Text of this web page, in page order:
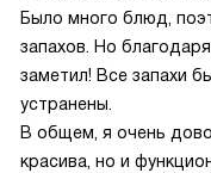
Было много блюд,
запахов. Но
заметил! Все запахи
устранены.
В общем, я очень
красива, но и